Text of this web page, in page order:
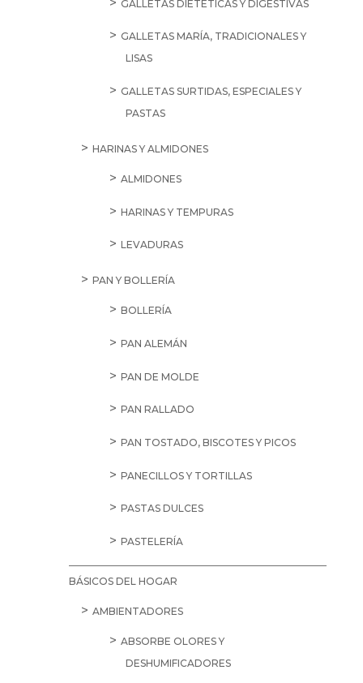
GALLETAS DIETÉTICAS Y DIGESTIVAS
GALLETAS MARÍA, TRADICIONALES Y
LISAS
GALLETAS SURTIDAS, ESPECIALES Y
PASTAS
HARINAS Y ALMIDONES
ALMIDONES
HARINAS Y TEMPURAS
LEVADURAS
PAN Y BOLLERÍA
BOLLERÍA
PAN ALEMÁN
PAN DE MOLDE
PAN RALLADO
PAN TOSTADO, BISCOTES Y PICOS
PANECILLOS Y TORTILLAS
PASTAS DULCES
PASTELERÍA
BÁSICOS DEL HOGAR
AMBIENTADORES
ABSORBE OLORES Y
DESHUMIFICADORES